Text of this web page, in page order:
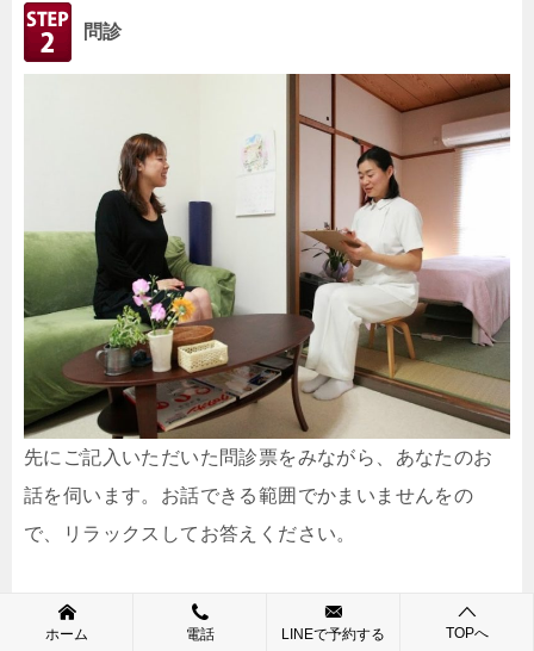
問診
先にご記入いただいた問診票をみながら、あなたのお
話を伺います。お話できる範囲でかまいませんをの
で、リラックスしてお答えください。
説明・検査
ホーム 電話 LINEで予約する TOPへ